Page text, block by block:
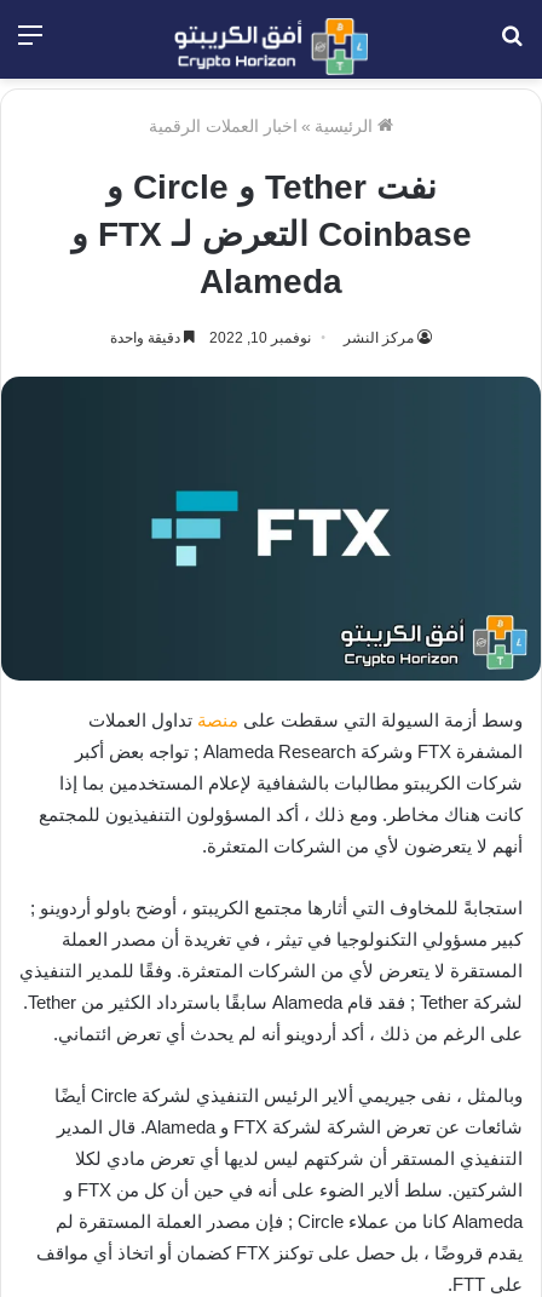
الرئيسية » اخبار العملات الرقمية
نفت Tether و Circle و
Coinbase التعرض لـ FTX و
Alameda
مركز النشر نوفمبر 10, 2022 دقيقة واحدة
وسط أزمة السيولة التي سقطت على منصة تداول العملات
المشفرة FTX وشركة Alameda Research ; تواجه بعض أكبر
شركات الكريبتو مطالبات بالشفافية لإعلام المستخدمين بما إذا
كانت هناك مخاطر. ومع ذلك ، أكد المسؤولون التنفيذيون للمجتمع
أنهم لا يتعرضون لأي من الشركات المتعثرة.
استجابةً للمخاوف التي أثارها مجتمع الكريبتو ، أوضح باولو أردوينو ;
كبير مسؤولي التكنولوجيا في تيثر ، في تغريدة أن مصدر العملة
المستقرة لا يتعرض لأي من الشركات المتعثرة. وفقًا للمدير التنفيذي
لشركة Tether ; فقد قام Alameda سابقًا باسترداد الكثير من Tether.
على الرغم من ذلك ، أكد أردوينو أنه لم يحدث أي تعرض ائتماني.
وبالمثل ، نفى جيريمي ألاير الرئيس التنفيذي لشركة Circle أيضًا
شائعات عن تعرض الشركة لشركة FTX و Alameda. قال المدير
التنفيذي المستقر أن شركتهم ليس لديها أي تعرض مادي لكلا
الشركتين. سلط ألاير الضوء على أنه في حين أن كل من FTX و
Alameda كانا من عملاء Circle ; فإن مصدر العملة المستقرة لم
يقدم قروضًا ، بل حصل على توكنز FTX كضمان أو اتخاذ أي مواقف
على FTT.